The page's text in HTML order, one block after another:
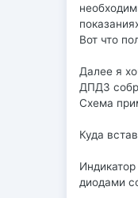
Вот что
Далее я
ДПДЗ
Схема
Куда
диодами